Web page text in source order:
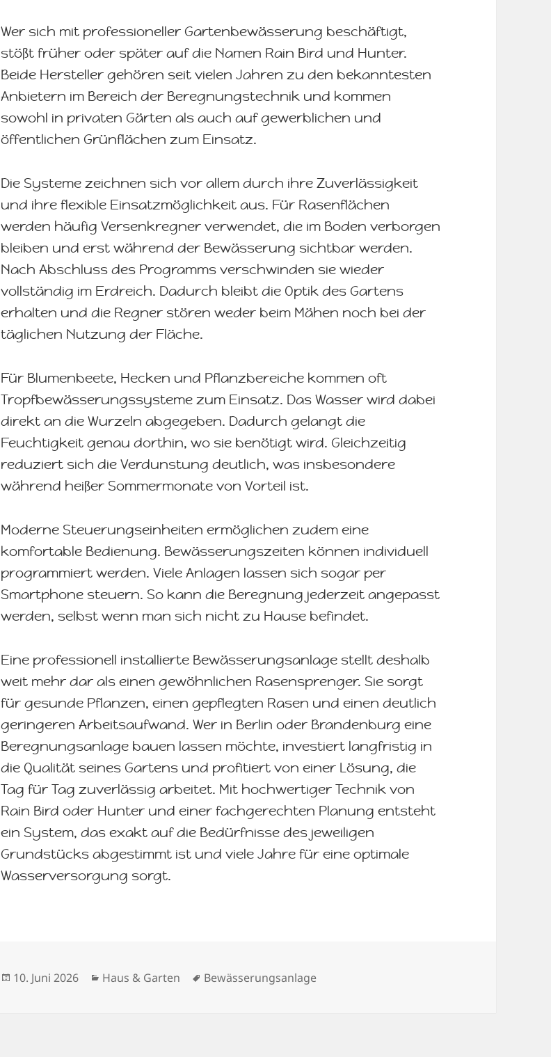
Wer sich mit professioneller Gartenbewässerung beschäftigt,
stößt früher oder später auf die Namen Rain Bird und Hunter.
Beide Hersteller gehören seit vielen Jahren zu den bekanntesten
Anbietern im Bereich der Beregnungstechnik und kommen
sowohl in privaten Gärten als auch auf gewerblichen und
öffentlichen Grünflächen zum Einsatz.
Die Systeme zeichnen sich vor allem durch ihre Zuverlässigkeit
und ihre flexible Einsatzmöglichkeit aus. Für Rasenflächen
werden häufig Versenkregner verwendet, die im Boden verborgen
bleiben und erst während der Bewässerung sichtbar werden.
Nach Abschluss des Programms verschwinden sie wieder
vollständig im Erdreich. Dadurch bleibt die Optik des Gartens
erhalten und die Regner stören weder beim Mähen noch bei der
täglichen Nutzung der Fläche.
Für Blumenbeete, Hecken und Pflanzbereiche kommen oft
Tropfbewässerungssysteme zum Einsatz. Das Wasser wird dabei
direkt an die Wurzeln abgegeben. Dadurch gelangt die
Feuchtigkeit genau dorthin, wo sie benötigt wird. Gleichzeitig
reduziert sich die Verdunstung deutlich, was insbesondere
während heißer Sommermonate von Vorteil ist.
Moderne Steuerungseinheiten ermöglichen zudem eine
komfortable Bedienung. Bewässerungszeiten können individuell
programmiert werden. Viele Anlagen lassen sich sogar per
Smartphone steuern. So kann die Beregnung jederzeit angepasst
werden, selbst wenn man sich nicht zu Hause befindet.
Eine professionell installierte Bewässerungsanlage stellt deshalb
weit mehr dar als einen gewöhnlichen Rasensprenger. Sie sorgt
für gesunde Pflanzen, einen gepflegten Rasen und einen deutlich
geringeren Arbeitsaufwand. Wer in Berlin oder Brandenburg eine
Beregnungsanlage bauen lassen möchte, investiert langfristig in
die Qualität seines Gartens und profitiert von einer Lösung, die
Tag für Tag zuverlässig arbeitet. Mit hochwertiger Technik von
Rain Bird oder Hunter und einer fachgerechten Planung entsteht
ein System, das exakt auf die Bedürfnisse des jeweiligen
Grundstücks abgestimmt ist und viele Jahre für eine optimale
Wasserversorgung sorgt.
Veröffentlicht
10. Juni 2026 Kategorien
Haus & Garten Schlagwörter
Bewässerungsanlage